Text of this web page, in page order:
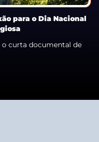
para o Dia Nacional
o curta documental de